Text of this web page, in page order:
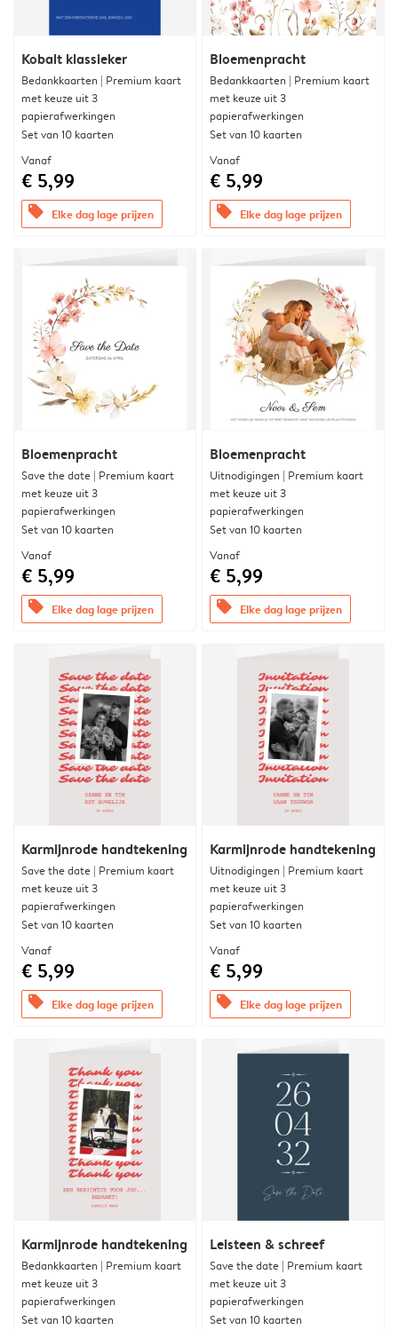
Kobalt klassieker
Bedankkaarten | Premium kaart
met keuze uit 3
papierafwerkingen
Set van 10 kaarten
Vanaf
€ 5,99
offers Elke dag lage prijzen
Bloemenpracht
Bedankkaarten | Premium kaart
met keuze uit 3
papierafwerkingen
Set van 10 kaarten
Vanaf
€ 5,99
offers Elke dag lage prijzen
Bloemenpracht
Save the date | Premium kaart
met keuze uit 3
papierafwerkingen
Set van 10 kaarten
Vanaf
€ 5,99
offers Elke dag lage prijzen
Bloemenpracht
Uitnodigingen | Premium kaart
met keuze uit 3
papierafwerkingen
Set van 10 kaarten
Vanaf
€ 5,99
offers Elke dag lage prijzen
Karmijnrode handtekening
Save the date | Premium kaart
met keuze uit 3
papierafwerkingen
Set van 10 kaarten
Vanaf
€ 5,99
offers Elke dag lage prijzen
Karmijnrode handtekening
Uitnodigingen | Premium kaart
met keuze uit 3
papierafwerkingen
Set van 10 kaarten
Vanaf
€ 5,99
offers Elke dag lage prijzen
Karmijnrode handtekening
Bedankkaarten | Premium kaart
met keuze uit 3
papierafwerkingen
Set van 10 kaarten
Leisteen & schreef
Save the date | Premium kaart
met keuze uit 3
papierafwerkingen
Set van 10 kaarten